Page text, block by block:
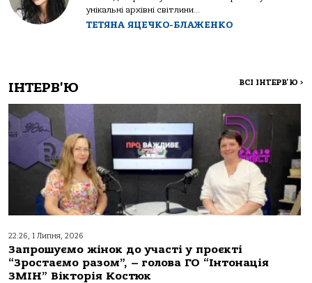
унікальні архівні світлини...
ТЕТЯНА ЯЦЕЧКО-БЛАЖЕНКО
ІНТЕРВ'Ю ВСІ ІНТЕРВ'Ю >
22:26, 1 Липня, 2026
Запрошуємо жінок до участі у проєкті
“Зростаємо разом”, – голова ГО “Інтонація
ЗМІН” Вікторія Костюк